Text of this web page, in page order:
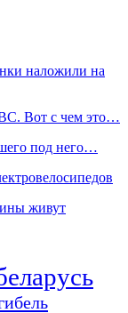
наложили на
Вот с чем это…
под него…
живут